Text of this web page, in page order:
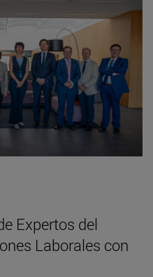
Expertos del
Laborales con